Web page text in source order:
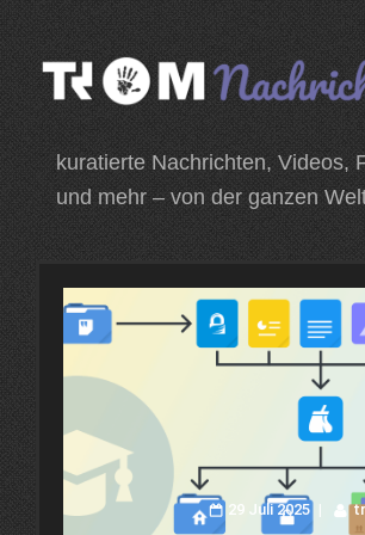
Zum
Inhalt
springen
drücken)
kuratierte Nachrichten, Videos,
und mehr – von der ganzen
29 Juli 2025